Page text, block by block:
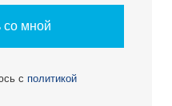
со мной
с политикой